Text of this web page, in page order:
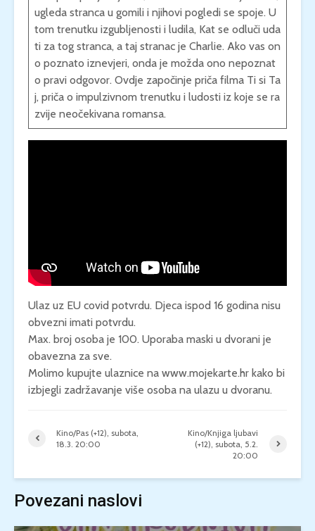
ugleda stranca u gomili i njihovi pogledi se spoje. U
tom trenutku izgubljenosti i ludila, Kat se odluči uda
ti za tog stranca, a taj stranac je Charlie. Ako vas on
o poznato iznevjeri, onda je možda ono nepoznat
o pravi odgovor. Ovdje započinje priča filma Ti si Ta
j, priča o impulzivnom trenutku i ludosti iz koje se ra
zvije neočekivana romansa.
Ulaz uz EU covid potvrdu. Djeca ispod 16 godina nisu
obvezni imati potvrdu.
Max. broj osoba je 100. Uporaba maski u dvorani je
obavezna za sve.
Molimo kupujte ulaznice na www.mojekarte.hr kako bi
izbjegli zadržavanje više osoba na ulazu u dvoranu.
Kino/Pas (+12), subota,
18.3. 20:00
Kino/Knjiga ljubavi
(+12), subota, 5.2.
20:00
Povezani naslovi